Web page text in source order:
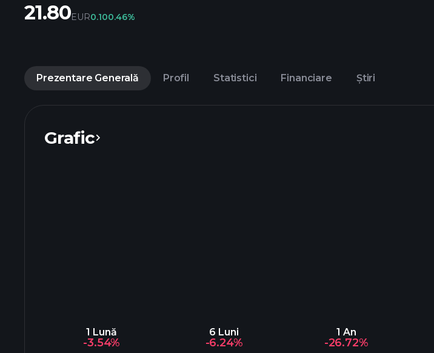
21.80EUR0.100.46%
Prezentare Generală Profil Statistici Financiare Știri
Grafic
1 Lună
-3.54%
6 Luni
-6.24%
1 An
-26.72%